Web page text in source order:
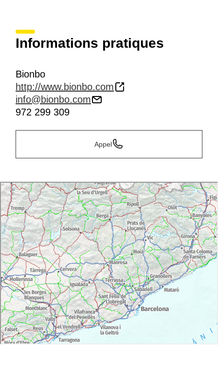
Informations pratiques
Bionbo
http://www.bionbo.com
info@bionbo.com
972 299 309
Appel